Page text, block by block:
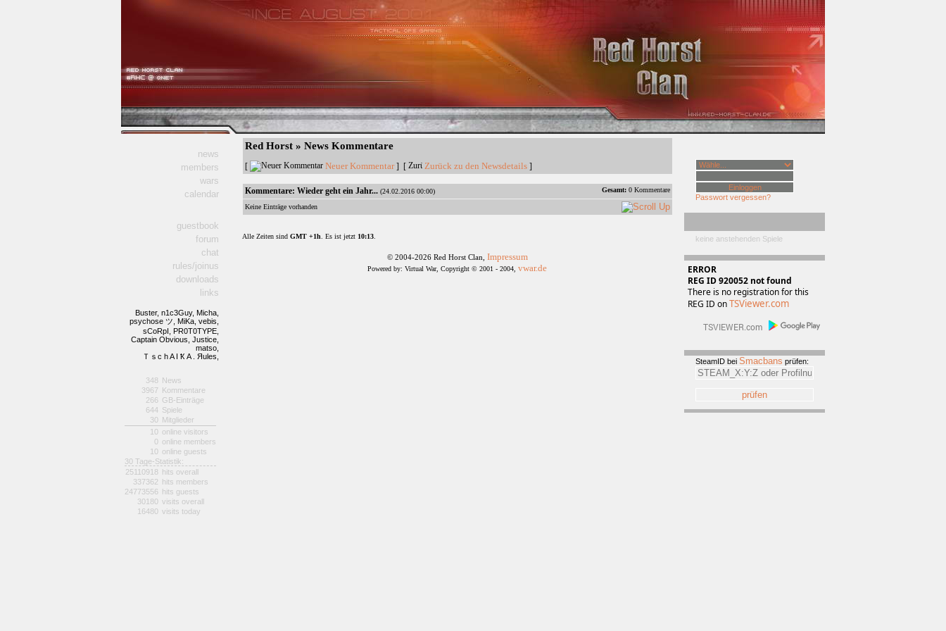
news
members
wars
calendar
guestbook
forum
chat
rules/joinus
downloads
links
Buster, n1c3Guy, Micha,
psychose ツ,
MiKa, vebis,
sCoRpI,
PR0T0TYPE,
Captain Obvious, Justice,
matso,
Ｔｓc h A I Ҟ A . Яules,
348 News
3967 Kommentare
266 GB-Einträge
644 Spiele
30 Mitglieder
10 online visitors
0 online members
10 online guests
30 Tage-Statistik:
25110918 hits overall
337362 hits members
24773556 hits guests
30180 visits overall
16480 visits today
Red Horst » News Kommentare
[ Neuer Kommentar] [ Zurück zu den Newsdetails]
Kommentare: Wieder geht ein Jahr... (24.02.2016 00:00) Gesamt:0 Kommentare
Keine Einträge vorhanden
Alle Zeiten sind GMT +1h . Es ist jetzt 10:13.
© 2004-2026 Red Horst Clan, Impressum
Powered by: Virtual War, Copyright © 2001 - 2004, vwar.de
Passwort vergessen?
keine anstehenden Spiele
ERROR
REG ID 920052 not found
There is no registration for this
REG ID onTSViewer.com
SteamID bei Smacbans prüfen: